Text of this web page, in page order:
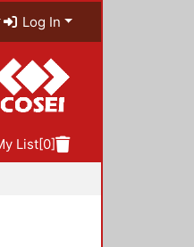
Log In
List[0]